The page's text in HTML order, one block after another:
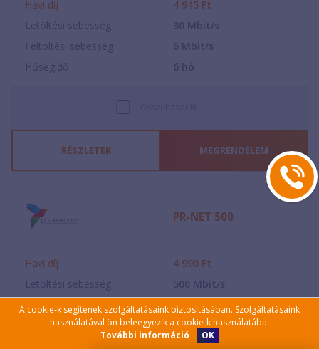
Havi díj 4 945 Ft
Letöltési sebesség
30 Mbit/s
Feltöltési sebesség
6 Mbit/s
Hűségidő
6 hó
RÉSZLETEK MEGRENDELEM
PR-NET 500
Havi díj 4 990 Ft
Letöltési sebesség
500 Mbit/s
Feltöltési sebesség
20Mbit/s
Hűségidő
12hó
A cookie-k segítenek szolgáltatásaink biztosításában. Szolgáltatásaink
használatával ön beleegyezik a cookie-k használatába.
További információ
OK